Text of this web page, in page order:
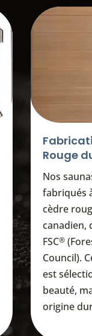
Rouge
Nos
fabriqués
cèdre
canadien,
FSC®
Council).
est
beauté,
origine